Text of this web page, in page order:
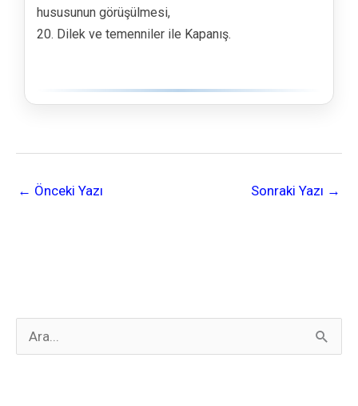
hususunun görüşülmesi,
20. Dilek ve temenniler ile Kapanış.
← Önceki Yazı Sonraki Yazı →
e